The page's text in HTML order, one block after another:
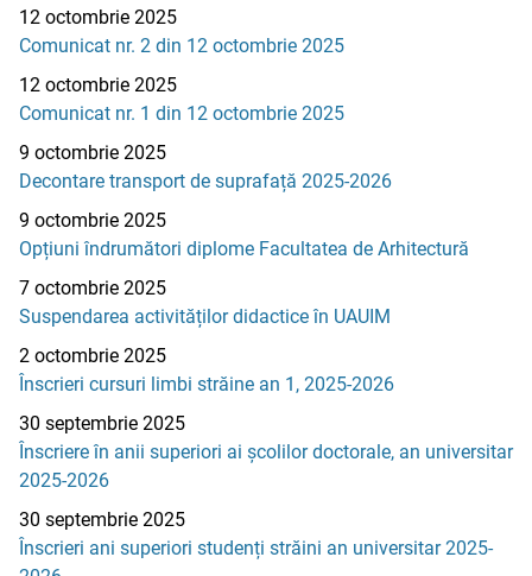
12 octombrie 2025
Comunicat nr. 2 din 12 octombrie 2025
12 octombrie 2025
Comunicat nr. 1 din 12 octombrie 2025
9 octombrie 2025
Decontare transport de suprafață 2025-2026
9 octombrie 2025
Opțiuni îndrumători diplome Facultatea de Arhitectură
7 octombrie 2025
Suspendarea activităților didactice în UAUIM
2 octombrie 2025
Înscrieri cursuri limbi străine an 1, 2025-2026
30 septembrie 2025
Înscriere în anii superiori ai școlilor doctorale, an universitar
2025-2026
30 septembrie 2025
Înscrieri ani superiori studenți străini an universitar 2025-